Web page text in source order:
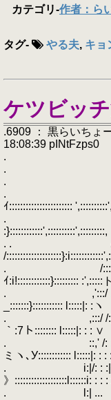
カテゴリ-作者：ら
タグ- やる夫, キョ
ケツビッ
.6909 ： 黒らいち
18:08:39 pINtFzps0
.
.
.
. ／:::::::::/::::/
ｲ:::::::::::::::::::::::
. /:::/::::::/::::/
:}::::::::::::',::::::::::',:::::::::,
. . /:::/::::::/
/
. /:::/|:::::/::::::: l/
ｲ:i!::::::::::::}::::::::: :',:::::
. ,':::/ .|:::,':::: ::::
_:::::::}::::::::::: l:::::|: :ヽ
. ,:::/ /:|:,'::::::::::::
｀:7ト:::::::: l:::::|: : : ∨
. ::,' /: :|:l:::::::::::
ミヽ､У::::::::::::
. i:|/: :
》:::::::::::::::::::l::::::i: : :
. l:| ...